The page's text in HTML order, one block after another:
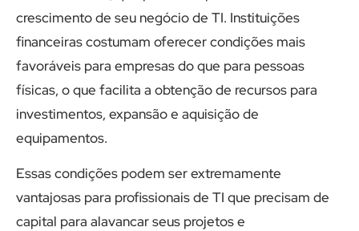
crescimento de seu negócio de TI. Instituições
financeiras costumam oferecer condições mais
favoráveis para empresas do que para pessoas
físicas, o que facilita a obtenção de recursos para
investimentos, expansão e aquisição de
equipamentos.
Essas condições podem ser extremamente
vantajosas para profissionais de TI que precisam de
capital para alavancar seus projetos e